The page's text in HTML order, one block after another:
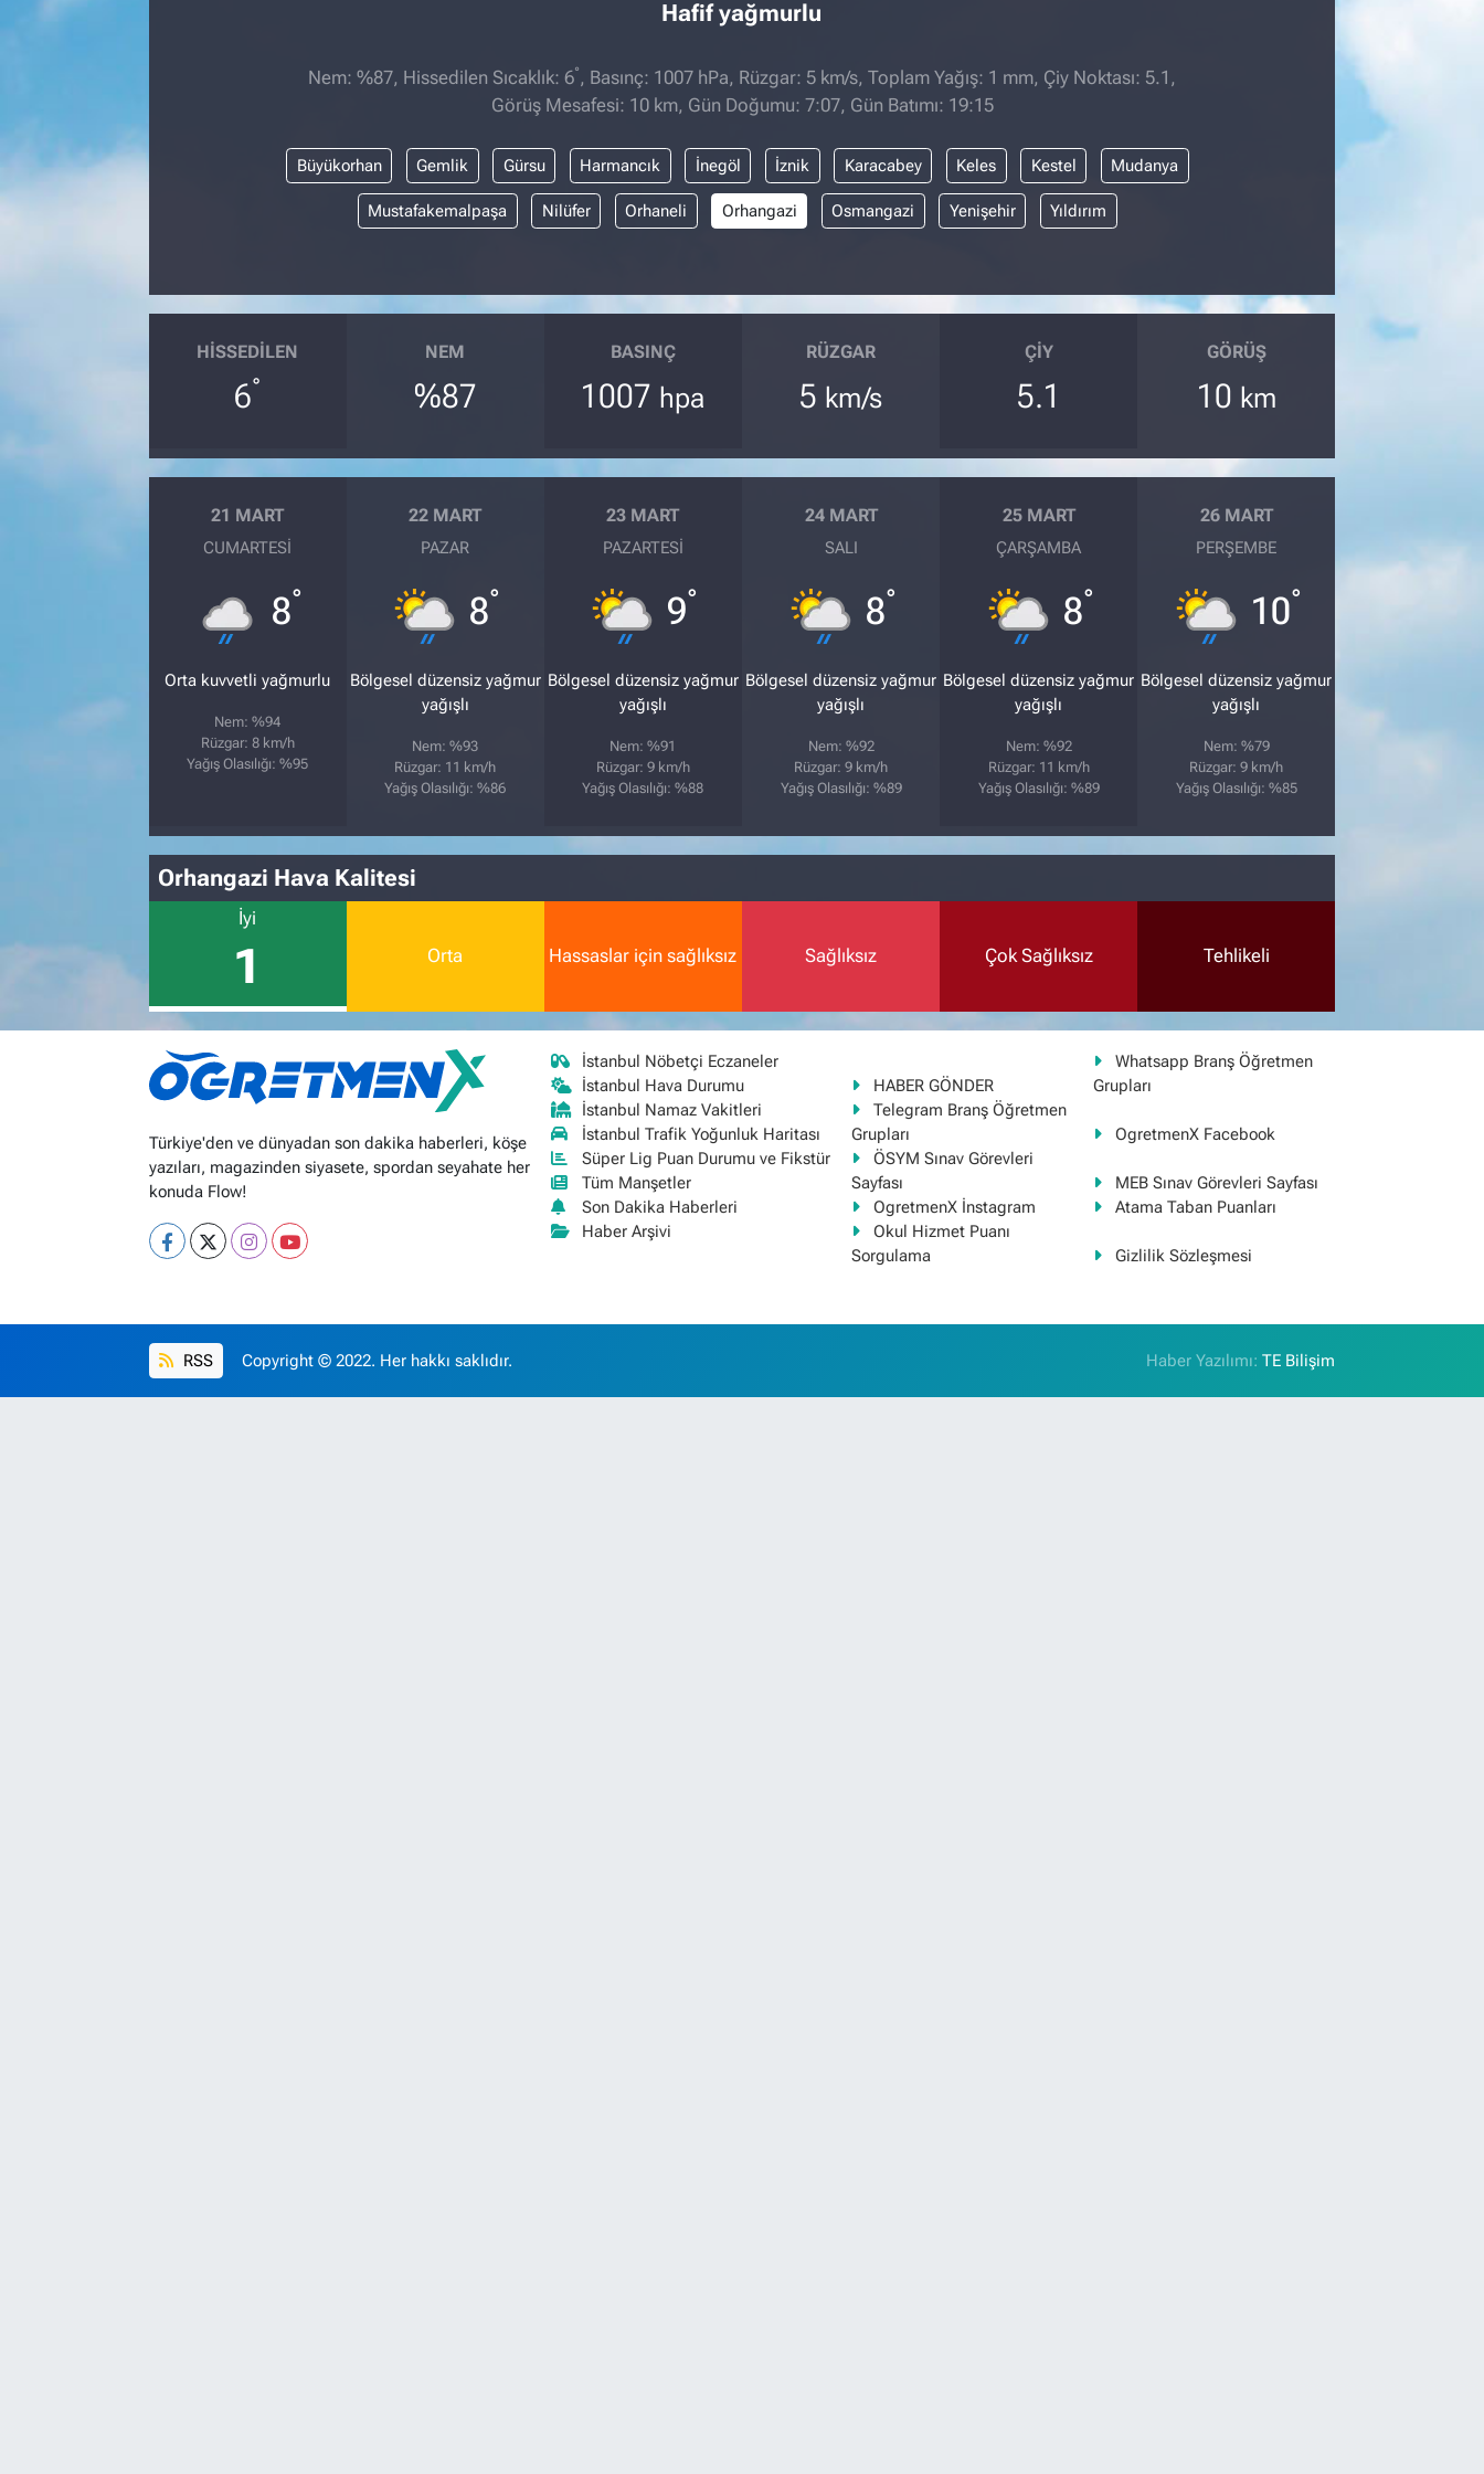
Hafif yağmurlu
Nem: %87, Hissedilen Sıcaklık: 6°, Basınç: 1007 hPa, Rüzgar: 5 km/s, Toplam Yağış: 1 mm, Çiy Noktası: 5.1,
Görüş Mesafesi: 10 km, Gün Doğumu: 7:07, Gün Batımı: 19:15
Büyükorhan Gemlik Gürsu Harmancık İnegöl İznik Karacabey Keles Kestel Mudanya
Mustafakemalpaşa Nilüfer Orhaneli Orhangazi Osmangazi Yenişehir Yıldırım
HISSEDILEN
6°
NEM
%87
BASINÇ
1007 hpa
RÜZGAR
5 km/s
ÇIY
5.1
GÖRÜŞ
10 km
21 MART
CUMARTESI
8°
Orta kuvvetli yağmurlu
Nem: %94
Rüzgar: 8 km/h
Yağış Olasılığı: %95
22 MART
PAZAR
8°
Bölgesel düzensiz yağmur
yağışlı
Nem: %93
Rüzgar: 11 km/h
Yağış Olasılığı: %86
23 MART
PAZARTESI
9°
Bölgesel düzensiz yağmur
yağışlı
Nem: %91
Rüzgar: 9 km/h
Yağış Olasılığı: %88
24 MART
SALI
8°
Bölgesel düzensiz yağmur
yağışlı
Nem: %92
Rüzgar: 9 km/h
Yağış Olasılığı: %89
25 MART
ÇARŞAMBA
8°
Bölgesel düzensiz yağmur
yağışlı
Nem: %92
Rüzgar: 11 km/h
Yağış Olasılığı: %89
26 MART
PERŞEMBE
10°
Bölgesel düzensiz yağmur
yağışlı
Nem: %79
Rüzgar: 9 km/h
Yağış Olasılığı: %85
Orhangazi Hava Kalitesi
İyi
1 Orta Hassaslar için sağlıksız Sağlıksız Çok Sağlıksız Tehlikeli
Türkiye'den ve dünyadan son dakika haberleri, köşe
yazıları, magazinden siyasete, spordan seyahate her
konuda Flow!
İstanbul Nöbetçi Eczaneler
İstanbul Hava Durumu
İstanbul Namaz Vakitleri
İstanbul Trafik Yoğunluk Haritası
Süper Lig Puan Durumu ve Fikstür
Tüm Manşetler
Son Dakika Haberleri
Haber Arşivi
HABER GÖNDER
Whatsapp Branş Öğretmen
Grupları
Telegram Branş Öğretmen
Grupları
OgretmenX Facebook
ÖSYM Sınav Görevleri
Sayfası
MEB Sınav Görevleri Sayfası
OgretmenX İnstagram
Atama Taban Puanları
Okul Hizmet Puanı
Sorgulama
Gizlilik Sözleşmesi
RSS Copyright © 2022. Her hakkı saklıdır. Haber Yazılımı:TE Bilişim